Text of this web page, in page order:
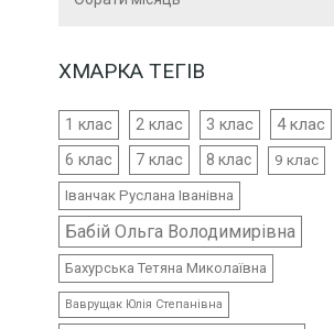
ХМАРКА ТЕГІВ
1 клас 2 клас 3 клас 4 клас
6 клас 7 клас 8 клас 9 клас
Іванчак Руслана Іванівна
Бабій Ольга Володимирівна
Бахурська Тетяна Миколаївна
Ваврущак Юлія Степанівна